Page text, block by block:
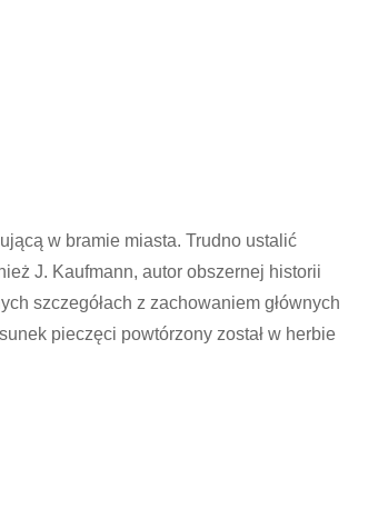
w bramie miasta. Trudno ustalić
J. Kaufmann, autor obszernej historii
szczegółach z zachowaniem głównych
pieczęci powtórzony został w herbie